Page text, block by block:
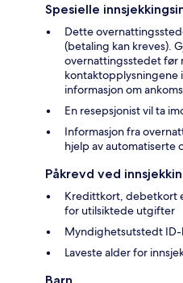
Spesielle
Dette
(betaling kan kreves).
overnattingsstedet før
kontaktopplysningene
informasjon om
En resepsjonist vil ta
Informasjon fra
hjelp av automatiserte
Påkrevd ved
Kredittkort, debetkort
for utilsiktede utgifter
Myndighetsutstedt
Laveste alder for